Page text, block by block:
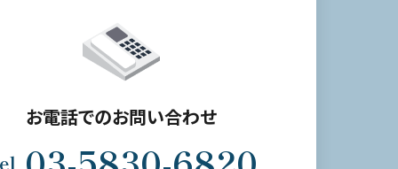
お電話でのお問い合わせ